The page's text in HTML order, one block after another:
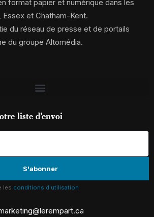
format papier et numérique dans les
et Chatham-Kent.
du réseau de presse et de portails
du groupe Altomédia.
liste d’envoi
les conditions d'utilisation